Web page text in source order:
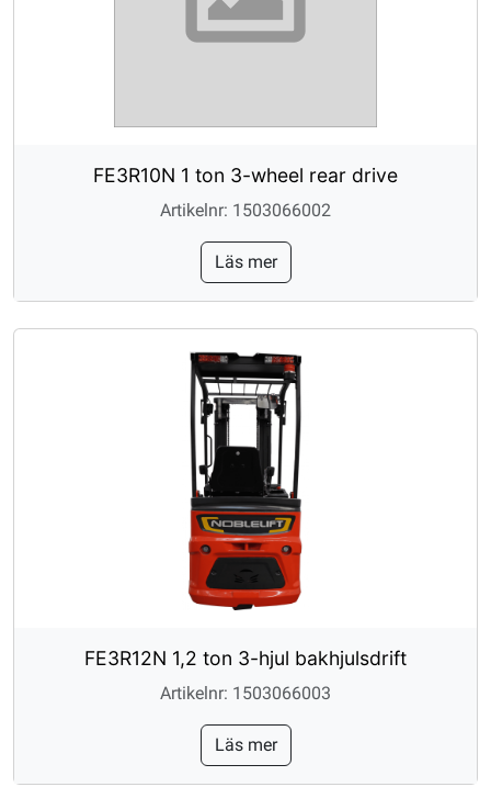
FE3R10N 1 ton 3-wheel rear drive
Artikelnr: 1503066002
Läs mer
FE3R12N 1,2 ton 3-hjul bakhjulsdrift
Artikelnr: 1503066003
Läs mer